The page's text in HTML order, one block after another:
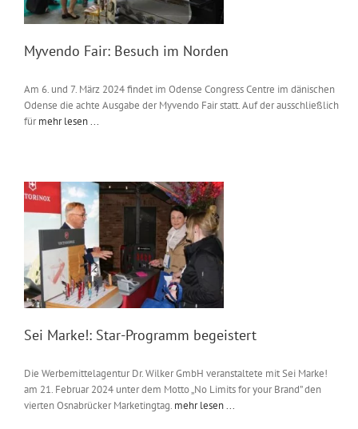
Myvendo Fair: Besuch im Norden
Am 6. und 7. März 2024 findet im Odense Congress Centre im dänischen
Odense die achte Ausgabe der Myvendo Fair statt. Auf der ausschließlich
fürmehr lesen ...
Sei Marke!: Star-Programm begeistert
Die Werbemittelagentur Dr. Wilker GmbH veranstaltete mit Sei Marke!
am 21. Februar 2024 unter dem Motto „No Limits for your Brand” den
vierten Osnabrücker Marketingtag. mehr lesen ...